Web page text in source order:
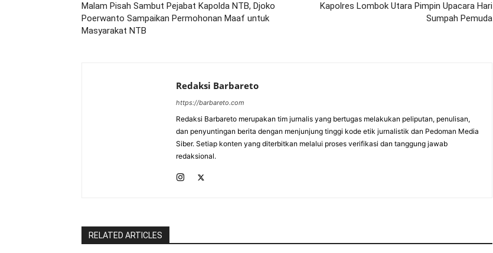
Malam Pisah Sambut Pejabat Kapolda NTB, Djoko
Poerwanto Sampaikan Permohonan Maaf untuk
Masyarakat NTB
Kapolres Lombok Utara Pimpin Upacara Hari
Sumpah Pemuda
Redaksi Barbareto
https://barbareto.com
Redaksi Barbareto merupakan tim jurnalis yang bertugas melakukan peliputan, penulisan,
dan penyuntingan berita dengan menjunjung tinggi kode etik jurnalistik dan Pedoman Media
Siber. Setiap konten yang diterbitkan melalui proses verifikasi dan tanggung jawab
redaksional.
RELATED ARTICLES